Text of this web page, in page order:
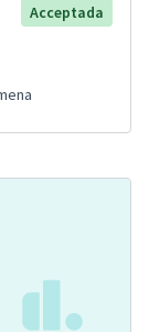
Acceptada